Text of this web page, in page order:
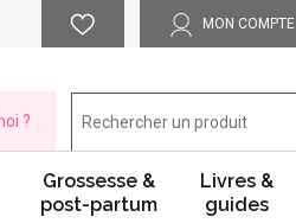
MON COMPTE
?
Grossesse &
post-partum
Livres &
guides